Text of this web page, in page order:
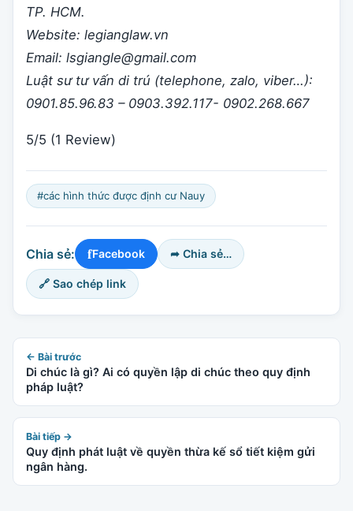
TP. HCM.
Website: legianglaw.vn
Email: lsgiangle@gmail.com
Luật sư tư vấn di trú (telephone, zalo, viber…):
0901.85.96.83 – 0903.392.117- 0902.268.667
5/5 (1 Review)
#các hình thức được định cư Nauy
Chia sẻ: fFacebook ➦ Chia sẻ…
🔗 Sao chép link
← Bài trước
Di chúc là gì? Ai có quyền lập di chúc theo quy định
pháp luật?
Bài tiếp →
Quy định phát luật về quyền thừa kế sổ tiết kiệm gửi
ngân hàng.